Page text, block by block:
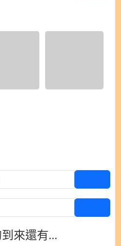
來還有...
0 0 0 0 0